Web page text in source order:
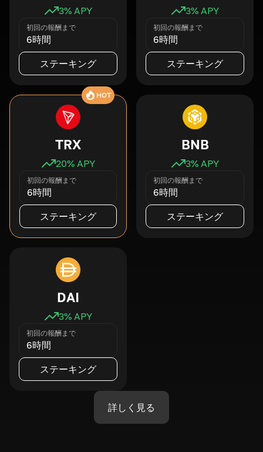
3% APY
初回の報酬まで
6時間
ステーキング
3% APY
初回の報酬まで
6時間
ステーキング
HOT
TRX
20% APY
初回の報酬まで
6時間
ステーキング
BNB
3% APY
初回の報酬まで
6時間
ステーキング
DAI
3% APY
初回の報酬まで
6時間
ステーキング
詳しく見る